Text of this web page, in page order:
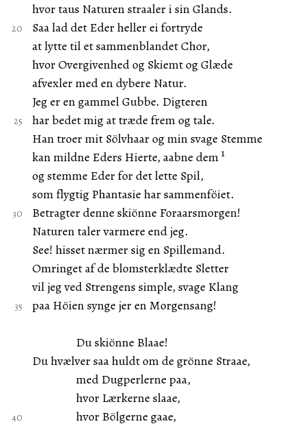
hvor taus Naturen straaler i sin Glands.
Saa lad det Eder heller ei fortryde
at lytte til et sammenblandet Chor,
hvor Overgivenhed og Skiemt og Glæde
afvexler med en dybere Natur.
Jeg er en gammel Gubbe. Digteren
har bedet mig at træde frem og tale.
Han troer mit Sölvhaar og min svage Stemme
kan mildne Eders Hierte, aabne dem 1
og stemme Eder for det lette Spil,
som flygtig Phantasie har sammenföiet.
Betragter denne skiönne Foraarsmorgen!
Naturen taler varmere end jeg.
See! hisset nærmer sig en Spillemand.
Omringet af de blomsterklædte Sletter
vil jeg ved Strengens simple, svage Klang
paa Höien synge jer en Morgensang!
Du skiönne Blaae!
Du hvælver saa huldt om de grönne Straae,
med Dugperlerne paa,
hvor Lærkerne slaae,
hvor Bölgerne gaae,